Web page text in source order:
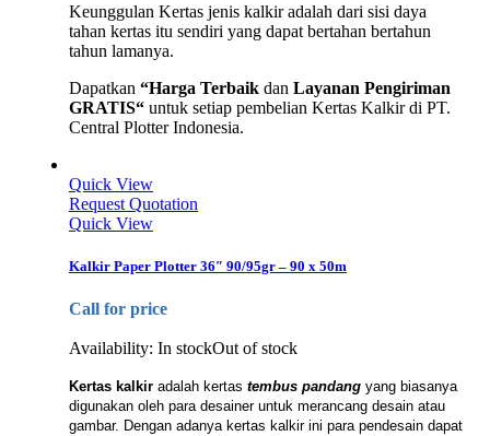
Keunggulan Kertas jenis kalkir adalah dari sisi daya
tahan kertas itu sendiri yang dapat bertahan bertahun
tahun lamanya.
Dapatkan “Harga Terbaik dan Layanan Pengiriman
GRATIS“ untuk setiap pembelian Kertas Kalkir di PT.
Central Plotter Indonesia.
Quick View
Request Quotation
Quick View
Kalkir Paper Plotter 36″ 90/95gr – 90 x 50m
Call for price
Availability: In stockOut of stock
Kertas kalkir adalah kertas tembus pandang yang biasanya
digunakan oleh para desainer untuk merancang desain atau
gambar. Dengan adanya kertas kalkir ini para pendesain dapat